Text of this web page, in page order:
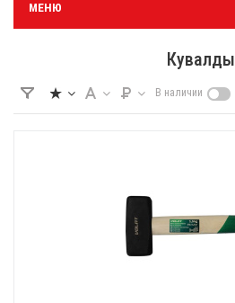
МЕНЮ
Кувалды
В наличии